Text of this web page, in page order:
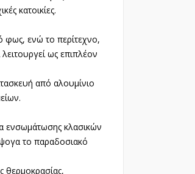
κατοικίες.
φως, ενώ το περίτεχνο,
ως επιπλέον
από αλουμίνιο
ενσωμάτωσης κλασικών
το παραδοσιακό
θερμοκρασίας,